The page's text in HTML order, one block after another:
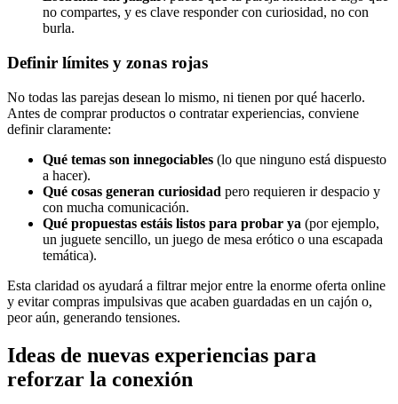
no compartes, y es clave responder con curiosidad, no con
burla.
Definir límites y zonas rojas
No todas las parejas desean lo mismo, ni tienen por qué hacerlo.
Antes de comprar productos o contratar experiencias, conviene
definir claramente:
Qué temas son innegociables (lo que ninguno está dispuesto
a hacer).
Qué cosas generan curiosidad pero requieren ir despacio y
con mucha comunicación.
Qué propuestas estáis listos para probar ya (por ejemplo,
un juguete sencillo, un juego de mesa erótico o una escapada
temática).
Esta claridad os ayudará a filtrar mejor entre la enorme oferta online
y evitar compras impulsivas que acaben guardadas en un cajón o,
peor aún, generando tensiones.
Ideas de nuevas experiencias para
reforzar la conexión